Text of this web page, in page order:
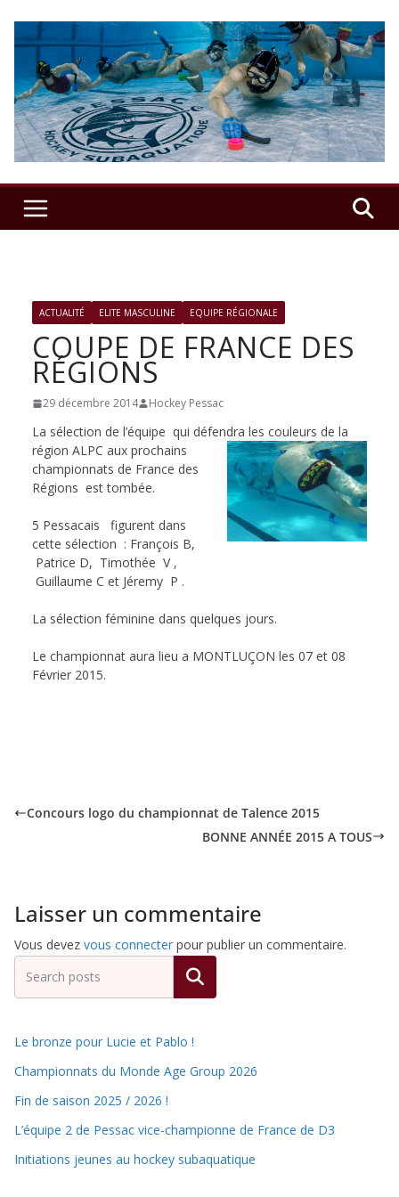
contenu
USSAP
Hockey
Sub
Le
club
de
Hockey
Subaquatique
de
Pessac
ACTUALITÉ ELITE MASCULINE EQUIPE RÉGIONALE
COUPE DE FRANCE DES
RÉGIONS
29 décembre 2014 Hockey Pessac
La sélection de l’équipe qui défendra les couleurs de la
région ALPC aux prochains
championnats de France des
Régions est tombée.
5 Pessacais figurent dans
cette sélection : François B,
Patrice D, Timothée V ,
Guillaume C et Jéremy P .
La sélection féminine dans quelques jours.
Le championnat aura lieu a MONTLUÇON les 07 et 08
Février 2015.
Concours logo du championnat de Talence 2015
BONNE ANNÉE 2015 A TOUS
Laisser un commentaire
Vous devez vous connecter pour publier un commentaire.
Rechercher
Le bronze pour Lucie et Pablo !
Championnats du Monde Age Group 2026
Fin de saison 2025 / 2026 !
L’équipe 2 de Pessac vice-championne de France de D3
Initiations jeunes au hockey subaquatique